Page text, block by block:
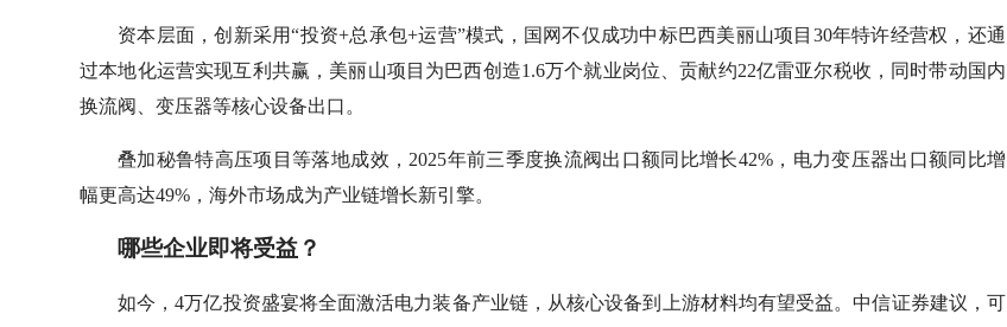
资本层面，创新采用“投资+总承包+运营”模式，国网不仅成功中标巴西美丽山项目30年特许经营权，还通
过本地化运营实现互利共赢，美丽山项目为巴西创造1.6万个就业岗位、贡献约22亿雷亚尔税收，同时带动国内
换流阀、变压器等核心设备出口。
叠加秘鲁特高压项目等落地成效，2025年前三季度换流阀出口额同比增长42%，电力变压器出口额同比增
幅更高达49%，海外市场成为产业链增长新引擎。
哪些企业即将受益？
如今，4万亿投资盛宴将全面激活电力装备产业链，从核心设备到上游材料均有望受益。中信证券建议，可